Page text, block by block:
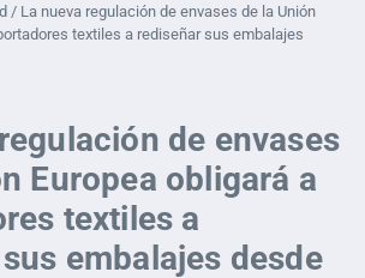
/ La nueva regulación de envases de la Unión
textiles a rediseñar sus embalajes
de envases
Europea obligará a
textiles a
embalajes desde